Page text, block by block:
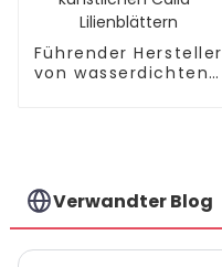
Führender Hersteller
von wasserdichten
Verwandter Blog